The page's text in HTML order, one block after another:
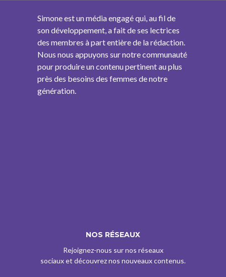
Simone est un média engagé qui, au fil de
son développement, a fait de ses lectrices
des membres à part entière de la rédaction.
Nous nous appuyons sur notre communauté
pour produire un contenu pertinent au plus
près des besoins des femmes de notre
génération.
NOS RÉSEAUX
Rejoignez-nous sur nos réseaux
sociaux et découvrez nos nouveaux contenus.